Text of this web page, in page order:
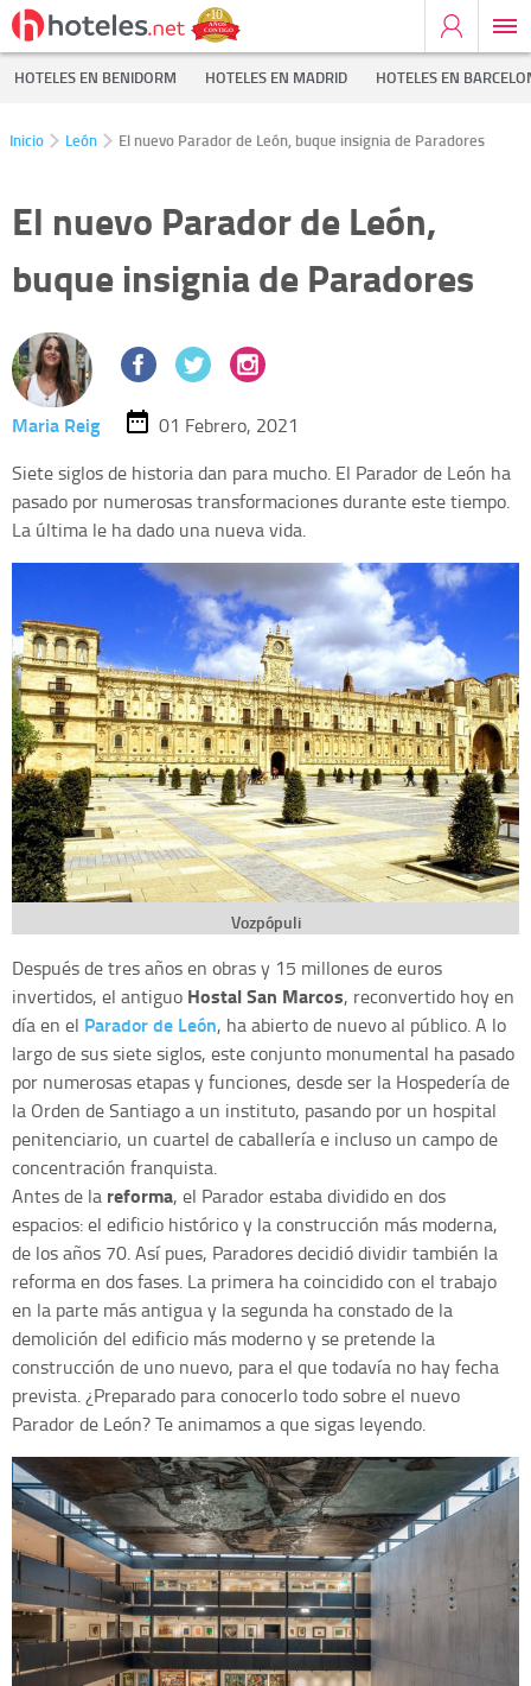
HOTELES EN BENIDORM HOTELES EN MADRID HOTELES EN
Inicio León El nuevo Parador de León, buque insignia de Paradores
El nuevo Parador de León,
buque insignia de Paradores
Maria Reig
01 Febrero, 2021
Siete siglos de historia dan para mucho. El Parador de León ha
pasado por numerosas transformaciones durante este tiempo.
La última le ha dado una nueva vida.
Vozpópuli
Después de tres años en obras y 15 millones de euros
invertidos, el antiguo Hostal San Marcos, reconvertido hoy en
día en el Parador de León, ha abierto de nuevo al público. A lo
largo de sus siete siglos, este conjunto monumental ha pasado
por numerosas etapas y funciones, desde ser la Hospedería de
la Orden de Santiago a un instituto, pasando por un hospital
penitenciario, un cuartel de caballería e incluso un campo de
concentración franquista.
Antes de la reforma, el Parador estaba dividido en dos
espacios: el edificio histórico y la construcción más moderna,
de los años 70. Así pues, Paradores decidió dividir también la
reforma en dos fases. La primera ha coincidido con el trabajo
en la parte más antigua y la segunda ha constado de la
demolición del edificio más moderno y se pretende la
construcción de uno nuevo, para el que todavía no hay fecha
prevista. ¿Preparado para conocerlo todo sobre el nuevo
Parador de León? Te animamos a que sigas leyendo.